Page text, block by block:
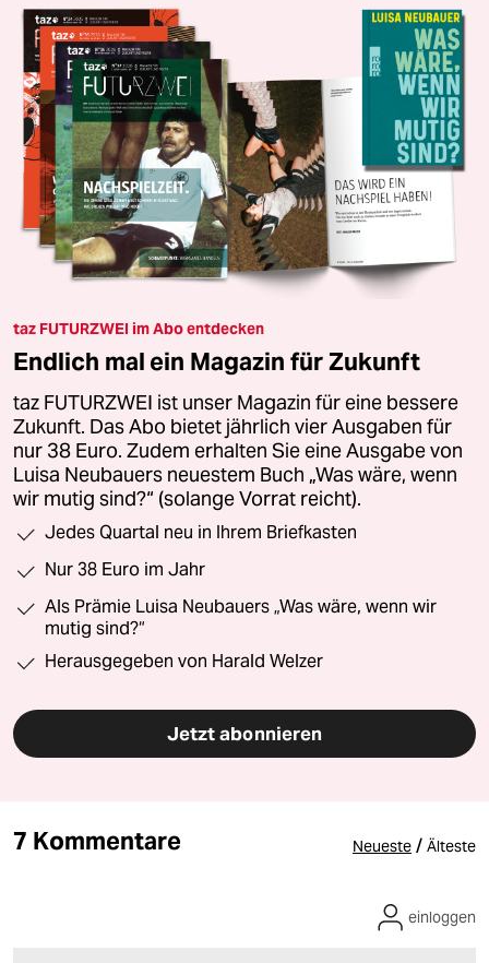
taz FUTURZWEI im Abo entdecken
Endlich mal ein Magazin für Zukunft
taz FUTURZWEI ist unser Magazin für eine bessere
Zukunft. Das Abo bietet jährlich vier Ausgaben für
nur 38 Euro. Zudem erhalten Sie eine Ausgabe von
Luisa Neubauers neuestem Buch „Was wäre, wenn
wir mutig sind?“ (solange Vorrat reicht).
Jedes Quartal neu in Ihrem Briefkasten
Nur 38 Euro im Jahr
Als Prämie Luisa Neubauers „Was wäre, wenn wir
mutig sind?“
Herausgegeben von Harald Welzer
Jetzt abonnieren
7 Kommentare Neueste / Älteste
einloggen